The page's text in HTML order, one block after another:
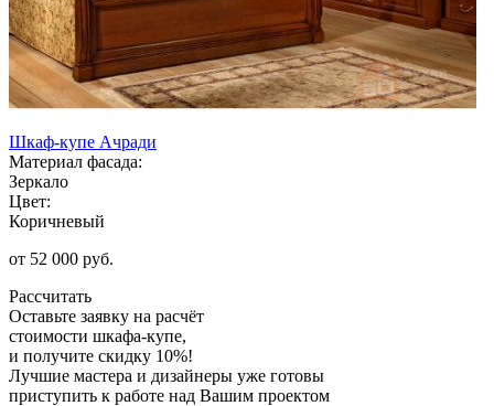
Шкаф-купе Ачради
Материал фасада:
Зеркало
Цвет:
Коричневый
от 52 000 руб.
Рассчитать
Оставьте заявку на расчёт
стоимости шкафа-купе,
и получите скидку 10%!
Лучшие мастера и дизайнеры уже готовы
приступить к работе над Вашим проектом